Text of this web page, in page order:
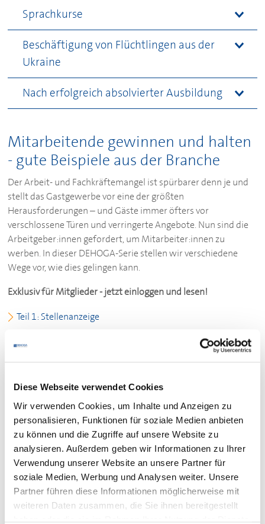
Diese Webseite verwendet Cookies
Wir verwenden Cookies, um Inhalte und Anzeigen zu
personalisieren, Funktionen für soziale Medien anbieten
zu können und die Zugriffe auf unsere Website zu
analysieren. Außerdem geben wir Informationen zu Ihrer
Verwendung unserer Website an unsere Partner für
soziale Medien, Werbung und Analysen weiter. Unsere
Partner führen diese Informationen möglicherweise mit
weiteren Daten zusammen, die Sie ihnen bereitgestellt
Sprachkurse
Beschäftigung von Flüchtlingen aus der
Ukraine
Nach erfolgreich absolvierter Ausbildung
Mitarbeitende gewinnen und halten
- gute Beispiele aus der Branche
Der Arbeit- und Fachkräftemangel ist spürbarer denn je und
stellt das Gastgewerbe vor eine der größten
Herausforderungen – und Gäste immer öfters vor
verschlossene Türen und verringerte Angebote. Nun sind die
Arbeitgeber:innen gefordert, um Mitarbeiter:innen zu
werben. In dieserDEHOGA-Serie stellen wir verschiedene
Wege vor, wie dies gelingen kann.
Exklusiv für Mitglieder - jetzt einloggen und lesen!
Teil 1: Stellenanzeige
Teil 2: Mitarbeitende werben Mitarbeitende
Teil 3: Social Media-Recruiting
Teil 4: 3-Minuten-Onlinebewerbung
Teil 5: 4-Tage-Woche
Teil 6: Familienfreundlichkeit und Gesundheit fördern